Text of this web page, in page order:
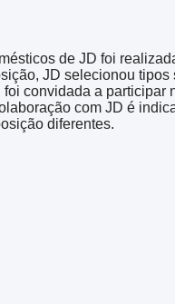
de JD foi
JD selecionou
convidada a
com JD é
diferentes.